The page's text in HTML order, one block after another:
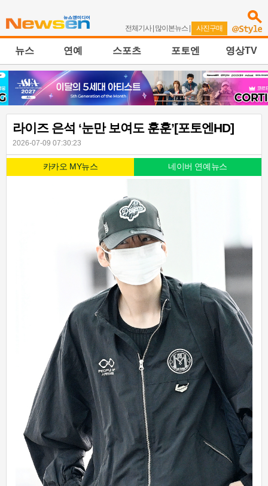
전체기사| 많이본뉴스 | 사진구매
뉴스 연예 스포츠 포토엔 영상TV
라이즈 은석 ‘눈만 보여도 훈훈’[포토엔HD]
2026-07-09 07:30:23
카카오 MY뉴스 네이버 연예뉴스